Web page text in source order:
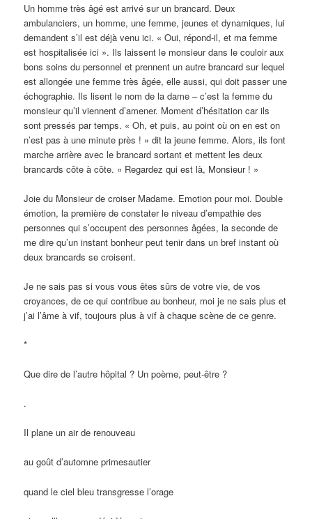
Un homme très âgé est arrivé sur un brancard. Deux
ambulanciers, un homme, une femme, jeunes et dynamiques, lui
demandent s’il est déjà venu ici. « Oui, répond-il, et ma femme
est hospitalisée ici ». Ils laissent le monsieur dans le couloir aux
bons soins du personnel et prennent un autre brancard sur lequel
est allongée une femme très âgée, elle aussi, qui doit passer une
échographie. Ils lisent le nom de la dame – c’est la femme du
monsieur qu’il viennent d’amener. Moment d’hésitation car ils
sont pressés par temps. « Oh, et puis, au point où on en est on
n’est pas à une minute près ! » dit la jeune femme. Alors, ils font
marche arrière avec le brancard sortant et mettent les deux
brancards côte à côte. « Regardez qui est là, Monsieur ! »
Joie du Monsieur de croiser Madame. Emotion pour moi. Double
émotion, la première de constater le niveau d’empathie des
personnes qui s’occupent des personnes âgées, la seconde de
me dire qu’un instant bonheur peut tenir dans un bref instant où
deux brancards se croisent.
Je ne sais pas si vous vous êtes sûrs de votre vie, de vos
croyances, de ce qui contribue au bonheur, moi je ne sais plus et
j’ai l’âme à vif, toujours plus à vif à chaque scène de ce genre.
*
Que dire de l’autre hôpital ? Un poème, peut-être ?
.
Il plane un air de renouveau
au goût d’automne primesautier
quand le ciel bleu transgresse l’orage